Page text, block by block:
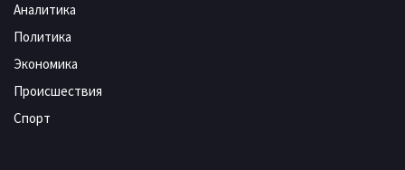
Аналитика
Политика
Экономика
Происшествия
Спорт